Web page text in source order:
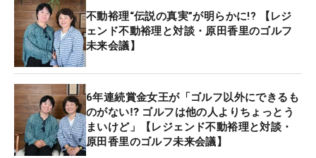
綾子カップに去年出てみて、思ったより回りやすい
な、と思ったし。
原田：私も最初、レジェンズの試合に出るとき「同
窓会みたいでいいよ」って言われた。でも、ゴルフ
は真剣な試合。
不動：そうですね。みんなレギュラーツアーほどシ
ョットがいいわけじゃないけど、なんとなくスコア
がまとまるのを見て、やっぱりプロは違うんだなっ
不動裕理“伝説の真実”が明らかに!? 【レジ
ェンド不動裕理と対談・原田香里のゴルフ
未来会議】
6年連続賞金女王が「ゴルフ以外にできるも
のがない⁉ ゴルフは他の人よりちょっとう
まいけど」【レジェンド不動裕理と対談・
原田香里のゴルフ未来会議】